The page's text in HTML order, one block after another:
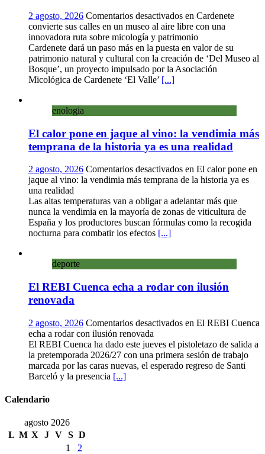
2 agosto, 2026 Comentarios desactivados en Cardenete
convierte sus calles en un museo al aire libre con una
innovadora ruta sobre micología y patrimonio
Cardenete dará un paso más en la puesta en valor de su
patrimonio natural y cultural con la creación de ‘Del Museo al
Bosque’, un proyecto impulsado por la Asociación
Micológica de Cardenete ‘El Valle’ [...]
enologia
El calor pone en jaque al vino: la vendimia más
temprana de la historia ya es una realidad
2 agosto, 2026 Comentarios desactivados en El calor pone en
jaque al vino: la vendimia más temprana de la historia ya es
una realidad
Las altas temperaturas van a obligar a adelantar más que
nunca la vendimia en la mayoría de zonas de viticultura de
España y los productores buscan fórmulas como la recogida
nocturna para combatir los efectos [...]
deporte
El REBI Cuenca echa a rodar con ilusión
renovada
2 agosto, 2026 Comentarios desactivados en El REBI Cuenca
echa a rodar con ilusión renovada
El REBI Cuenca ha dado este jueves el pistoletazo de salida a
la pretemporada 2026/27 con una primera sesión de trabajo
marcada por las caras nuevas, el esperado regreso de Santi
Barceló y la presencia [...]
Calendario
agosto 2026
L M X J V S D
1
2